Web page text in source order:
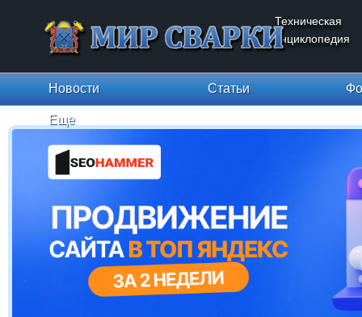
Техническая
энциклопедия
Новости Статьи
Еще